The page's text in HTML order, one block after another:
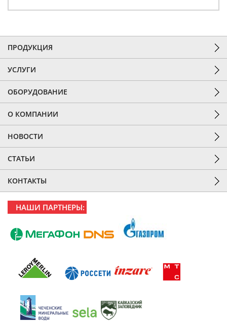
ПРОДУКЦИЯ
УСЛУГИ
ОБОРУДОВАНИЕ
О КОМПАНИИ
НОВОСТИ
СТАТЬИ
КОНТАКТЫ
НАШИ ПАРТНЕРЫ: